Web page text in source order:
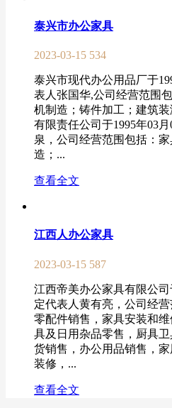
泰兴市办公家具
2023-03-15 534
泰兴市现代办公用品厂于
表人张国华,公司经营范围
机制造；铸件加工；建筑
有限责任公司于1995年03
泉，公司经营范围包括：
造；...
查看全文
江西人办公家具
2023-03-15 587
江西帝美办公家具有限公
定代表人黄有亮，公司经
零配件销售，家具安装和
具及日用杂品零售，厨具
货销售，办公用品销售，
装修，...
查看全文